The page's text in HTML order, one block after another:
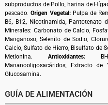
subproductos de Pollo, harina de
pescado.Origen Vegetal:Pulpa de
B6, B12, Nicotinamida, Pantotenato
Minerales: Carbonato de Calcio,
Manganoso, Selenito de Sodio,
Calcio, Sulfato de Hierro, Bisulfato de
Metionina. Antioxidantes:
Mananooligosacáridos, Extracto
Glucosamina.
GUÍA DE ALIMENTACIÓN